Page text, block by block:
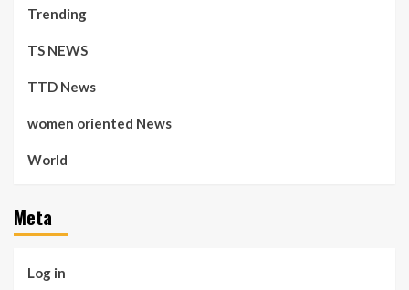
Trending
TS NEWS
TTD News
women oriented News
World
Meta
Log in